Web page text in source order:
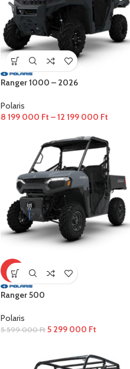
Ranger 1000 – 2026
Polaris
8 199 000 Ft –12 199 000 Ft
-5%
Ranger 500
Polaris
5 599 000Ft 5 299 000 Ft